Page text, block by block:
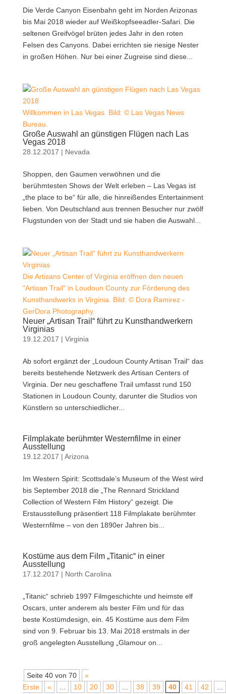
Die Verde Canyon Eisenbahn geht im Norden Arizonas
bis Mai 2018 wieder auf Weißkopfseeadler-Safari. Die
seltenen Greifvögel brüten jedes Jahr in den roten
Felsen des Canyons. Dabei errichten sie riesige Nester
in großen Höhen. Nur bei einer Zugreise sind diese...
Willkommen in Las Vegas. Bild: © Las Vegas News
Bureau.
Große Auswahl an günstigen Flügen nach Las
Vegas 2018
28.12.2017 | Nevada
Shoppen, den Gaumen verwöhnen und die
berühmtesten Shows der Welt erleben – Las Vegas ist
„the place to be“ für alle, die hinreißendes Entertainment
lieben. Von Deutschland aus trennen Besucher nur zwölf
Flugstunden von der Stadt und sie haben die Auswahl...
Die Artisans Center of Virginia eröffnen den neuen
"Artisan Trail" in Loudoun County zur Förderung des
Kunsthandwerks in Virginia. Bild: © Dora Ramirez -
GerDora Photography.
Neuer „Artisan Trail“ führt zu Kunsthandwerkern
Virginias
19.12.2017 | Virginia
Ab sofort ergänzt der „Loudoun County Artisan Trail“ das
bereits bestehende Netzwerk des Artisan Centers of
Virginia. Der neu geschaffene Trail umfasst rund 150
Stationen in Loudoun County, darunter die Studios von
Künstlern so unterschiedlicher...
Filmplakate berühmter Westernfilme in einer
Ausstellung
19.12.2017 | Arizona
Im Western Spirit: Scottsdale’s Museum of the West wird
bis September 2018 die „The Rennard Strickland
Collection of Western Film History“ gezeigt. Die
Erstausstellung präsentiert 118 Filmplakate berühmter
Westernfilme – von den 1890er Jahren bis...
Kostüme aus dem Film „Titanic“ in einer
Ausstellung
17.12.2017 | North Carolina
„Titanic“ schrieb 1997 Filmgeschichte und heimste elf
Oscars, unter anderem als bester Film und für das
beste Kostümdesign, ein. 45 Kostüme aus dem Film
sind von 9. Februar bis 13. Mai 2018 erstmals in der
groß angelegten Ausstellung „Glamour on...
Seite 40 von 70
«
Erste
« 10 20 30 38 39 40 41 42